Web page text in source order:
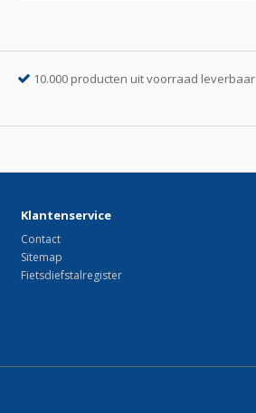
10.000 producten uit voorraad leverbaar
Klantenservice
Contact
Sitemap
Fietsdiefstalregister